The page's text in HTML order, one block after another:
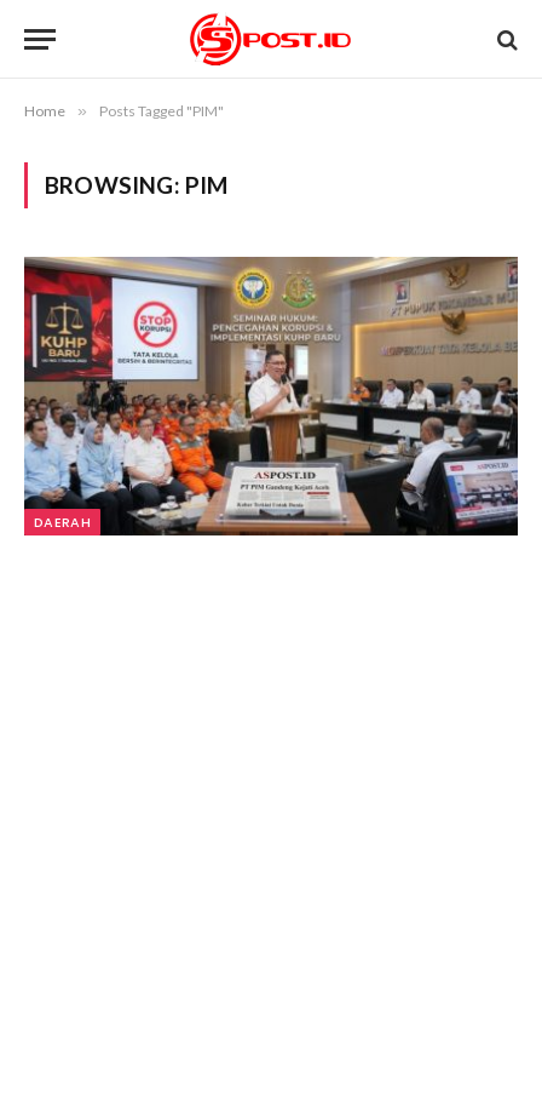
Home » Posts Tagged "PIM"
BROWSING: PIM
DAERAH